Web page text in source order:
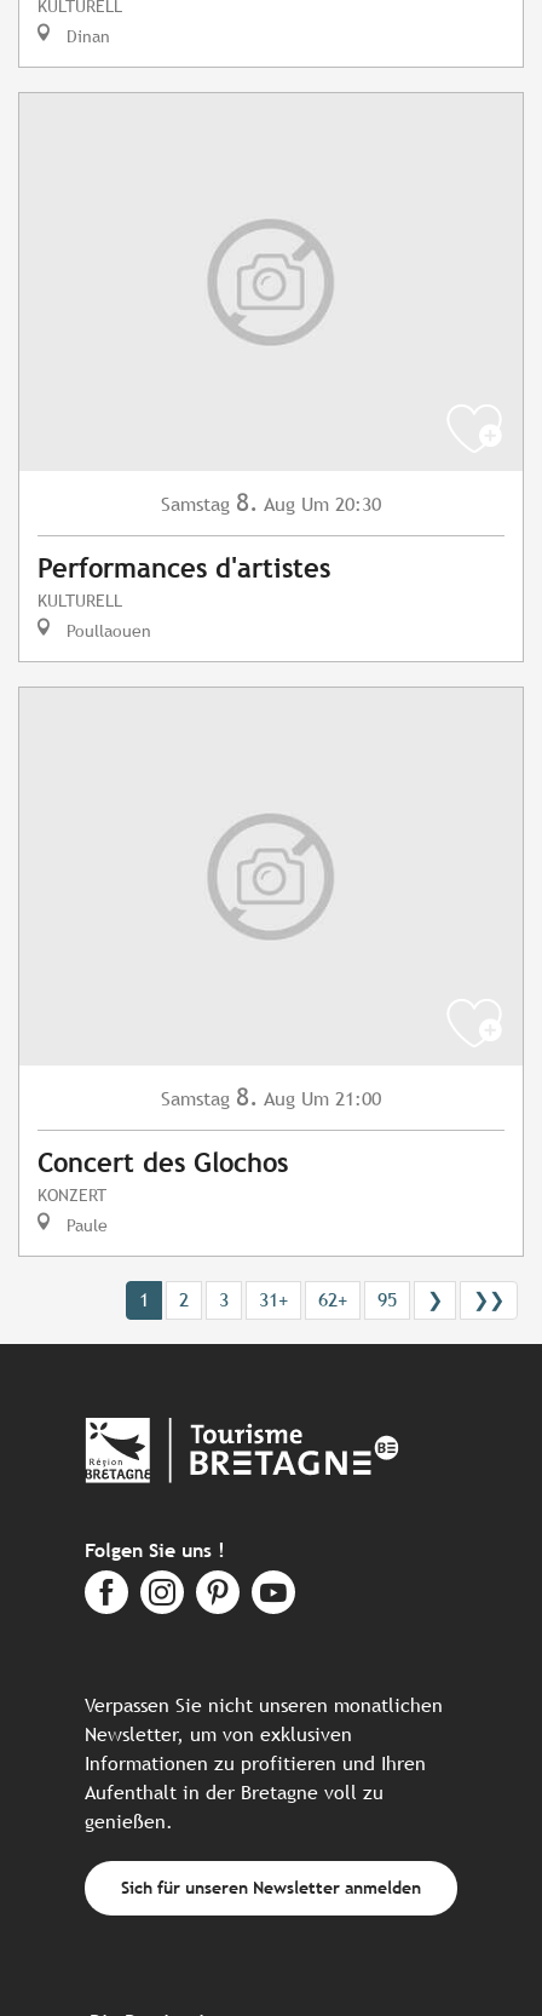
KULTURELL
Dinan
Samstag 8. Aug Um 20:30
Performances d'artistes
KULTURELL
Poullaouen
Samstag 8. Aug Um 21:00
Concert des Glochos
KONZERT
Paule
1 2 3 31+ 62+ 95 ❯ ❯❯
Folgen Sie uns !
Verpassen Sie nicht unseren monatlichen
Newsletter, um von exklusiven
Informationen zu profitieren und Ihren
Aufenthalt in der Bretagne voll zu
genießen.
Sich für unseren Newsletter anmelden